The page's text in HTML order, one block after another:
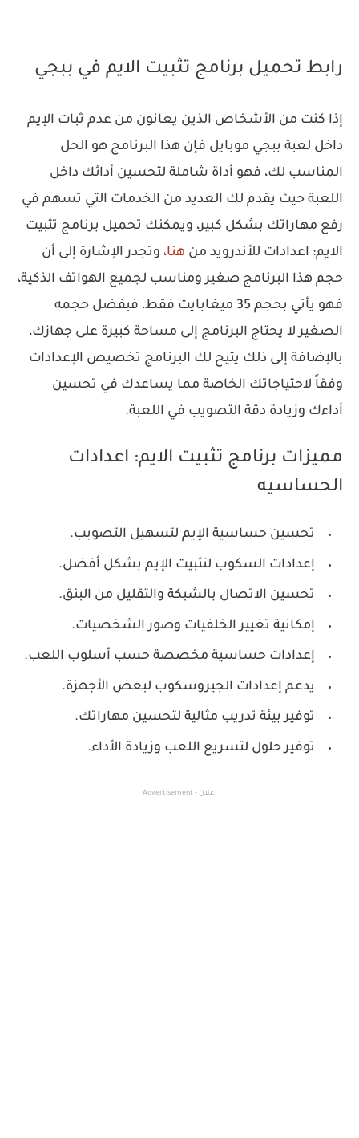
رابط تحميل برنامج تثبيت الايم في ببجي
إذا كنت من الأشخاص الذين يعانون من عدم ثبات الإيم
داخل لعبة ببجي موبايل فإن هذا البرنامج هو الحل
المناسب لك، فهو أداة شاملة لتحسين أدائك داخل
اللعبة حيث يقدم لك العديد من الخدمات التي تسهم في
رفع مهاراتك بشكل كبير، ويمكنك تحميل برنامج تثبيت
الايم: اعدادات للأندرويد من هنا، وتجدر الإشارة إلى أن
حجم هذا البرنامج صغير ومناسب لجميع الهواتف الذكية،
فهو يأتي بحجم 35 ميغابايت فقط، فبفضل حجمه
الصغير لا يحتاج البرنامج إلى مساحة كبيرة على جهازك،
بالإضافة إلى ذلك يتيح لك البرنامج تخصيص الإعدادات
وفقاً لاحتياجاتك الخاصة مما يساعدك في تحسين
أداءك وزيادة دقة التصويب في اللعبة.
مميزات برنامج تثبيت الايم: اعدادات
الحساسيه
تحسين حساسية الإيم لتسهيل التصويب.
إعدادات السكوب لتثبيت الإيم بشكل أفضل.
تحسين الاتصال بالشبكة والتقليل من البنق.
إمكانية تغيير الخلفيات وصور الشخصيات.
إعدادات حساسية مخصصة حسب أسلوب اللعب.
يدعم إعدادات الجيروسكوب لبعض الأجهزة.
توفير بيئة تدريب مثالية لتحسين مهاراتك.
توفير حلول لتسريع اللعب وزيادة الأداء.
إعلان - Advertisement